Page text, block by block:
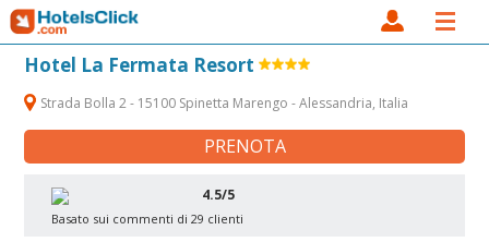
Hotel La Fermata Resort
Strada Bolla 2 - 15100 Spinetta Marengo - Alessandria, Italia
PRENOTA
4.5/5
Basato sui commenti di 29 clienti